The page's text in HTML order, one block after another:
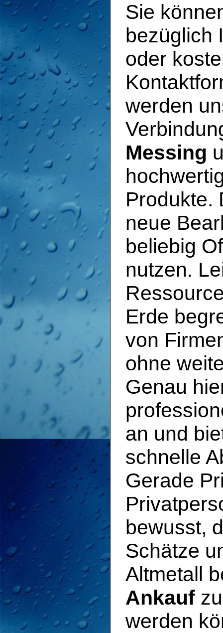
Sie
bezüglich
oder
werden
Messing
Produkte.
neue
beliebig
nutzen.
Erde
von
ohne
Genau
an und
schnelle
Gerade
bewusst,
Schätze
Altmetall
Ankauf
werden